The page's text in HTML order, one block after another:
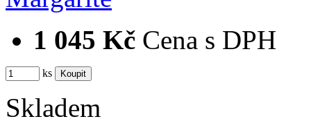
1 045 Kč Cena s DPH
ks
Skladem